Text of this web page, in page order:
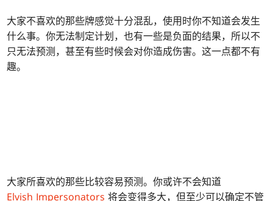
大家不喜欢的那些牌感觉十分混乱，使用时你不知道会发生
什么事。你无法制定计划，也有一些是负面的结果，所以不
只无法预测，甚至有些时候会对你造成伤害。这一点都不有
趣。
大家所喜欢的那些比较容易预测。你或许不会知道
Elvish Impersonators 将会变得多大，但至少可以确定不管